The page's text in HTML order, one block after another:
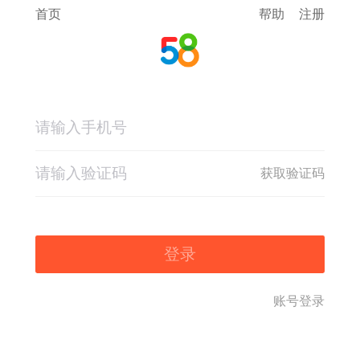
首页 帮助 注册
获取验证码
登录
账号登录